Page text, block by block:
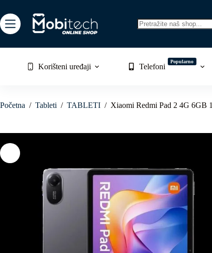
to
content
Korišteni uređaji Telefoni
Popularno
Početna / Tableti / TABLETI / Xiaomi Redmi Pad 2 4G 6GB